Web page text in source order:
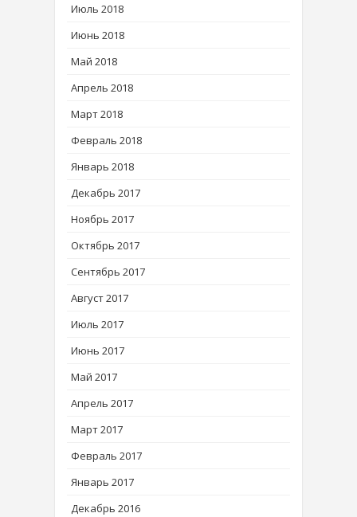
Июль 2018
Июнь 2018
Май 2018
Апрель 2018
Март 2018
Февраль 2018
Январь 2018
Декабрь 2017
Ноябрь 2017
Октябрь 2017
Сентябрь 2017
Август 2017
Июль 2017
Июнь 2017
Май 2017
Апрель 2017
Март 2017
Февраль 2017
Январь 2017
Декабрь 2016